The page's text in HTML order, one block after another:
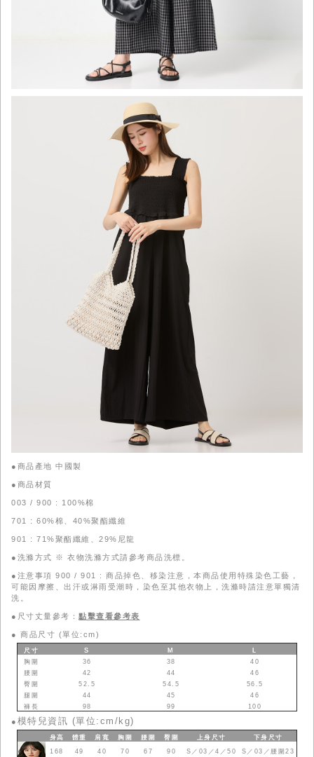
●商品產地 中國製
●商品材質
003 / 900 : 100%棉
701 : 60%棉、40%聚酯纖維
901 : 71%聚酯纖維、29%尼龍
●洗滌方式 ※ 衣物洗滌方式請參考商品洗標。
●注意事項 900 / 901 : 商品掉色、移染注意，本商品使用特殊染色工藝，
可能因摩擦、出汗或淋雨受潮時，染色至其他衣物上，洗滌時請注意單獨清
洗。
●尺寸丈量參考： 點擊查看參考表
● 商品尺寸 (單位:cm)
尺寸 S M
L
胸圍
36 38
40
腰圍
42 44
46
臀圍
52.5 54.5
56.5
腿圍
44 45
46
褲長
98 99 100
● 模特兒資訊 (單位:cm/kg)
身高 體重 肩寬 胸圍 腰圍 臀圍 上身 尺寸 下身 尺寸
168
49 40 70 67 90 S／03／4／50 S／03／腰圍23